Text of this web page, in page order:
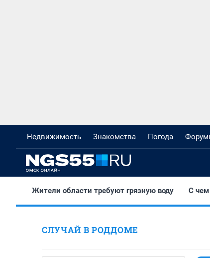
Недвижимость Знакомства Погода
Жители области требуют грязную воду С чем
СЛУЧАЙ В РОДДОМЕ